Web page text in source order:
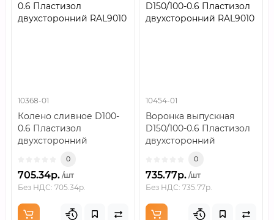
0.6 Пластизол
двухсторонний RAL9010
10368-01
Колено сливное D100-
0.6 Пластизол
двухсторонний
0
705.34р. /шт
Без НДС: 705.34р.
D150/100-0.6 Пластизол
двухсторонний RAL9010
10454-01
Воронка выпускная
D150/100-0.6 Пластизол
двухсторонний
0
735.77р. /шт
Без НДС: 735.77р.